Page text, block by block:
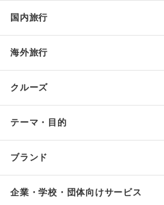
国内旅行
海外旅行
クルーズ
テーマ・目的
ブランド
企業・学校・団体向けサービス